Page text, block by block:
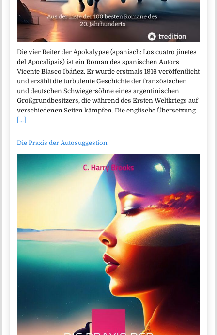
Die vier Reiter der Apokalypse (spanisch: Los cuatro jinetes
del Apocalipsis) ist ein Roman des spanischen Autors
Vicente Blasco Ibáñez. Er wurde erstmals 1916 veröffentlicht
und erzählt die turbulente Geschichte der französischen
und deutschen Schwiegersöhne eines argentinischen
Großgrundbesitzers, die während des Ersten Weltkriegs auf
verschiedenen Seiten kämpfen. Die englische Übersetzung
[...]
Die Praxis der Autosuggestion